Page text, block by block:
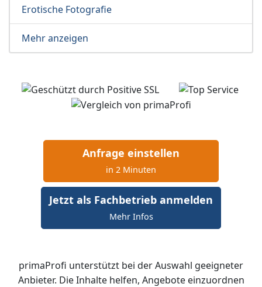
Erotische Fotografie
Mehr anzeigen
Anfrage einstellen
in 2 Minuten
Jetzt als Fachbetrieb anmelden
Mehr Infos
primaProfi unterstützt bei der Auswahl geeigneter
Anbieter. Die Inhalte helfen, Angebote einzuordnen